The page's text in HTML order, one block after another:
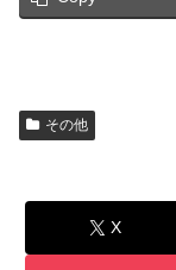
その他
X